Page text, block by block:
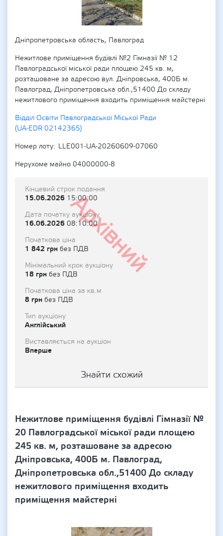
Дніпропетровська область, Павлоград
Нежитлове приміщення будівлі №2 Гімназії № 12
Павлоградської міської ради площею 245 кв. м,
розташоване за адресою вул. Дніпровська, 400Б м.
Павлоград, Дніпропетровська обл.,51400 До складу
нежитлового приміщення входить приміщення майстерні
Відділ Освіти Павлоградської Міської Ради
(UA-EDR 02142365)
Номер лоту
LLE001-UA-20260609-07060
Нерухоме майно 04000000-8
Архівний
Кінцевий строк подання
15.06.2026 15:00:00
Дата початку аукціону
16.06.2026 08:10:00
Початкова ціна
1 842 грн без ПДВ
Мінімальний крок аукціону
18 грн без ПДВ
Початкова ціна за кв.м
8 грн без ПДВ
Тип аукціону
Англійський
Виставляється на аукціон
Вперше
Знайти схожий
Нежитлове приміщення будівлі Гімназії №
20 Павлоградської міської ради площею
245 кв. м, розташоване за адресою
Дніпровська, 400Б м. Павлоград,
Дніпропетровська обл.,51400 До складу
нежитлового приміщення входить
приміщення майстерні